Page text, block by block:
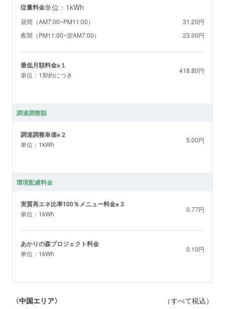
従量料金単位：1kWh
昼間（AM7:00~PM11:00）
31.20円
夜間（PM11:00~翌AM7:00）
23.00円
最低月額料金※１
単位：1契約につき
418.80円
調達調整額
調達調整単価※２
単位：1kWh
5.00円
環境配慮料金
実質再エネ比率100％メニュー料金※３
単位：1kWh
0.77円
あかりの森プロジェクト料金
単位：1kWh
0.10円
〈中国エリア〉 （すべて税込）